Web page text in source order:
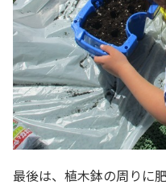
最後は、植木鉢の周りに